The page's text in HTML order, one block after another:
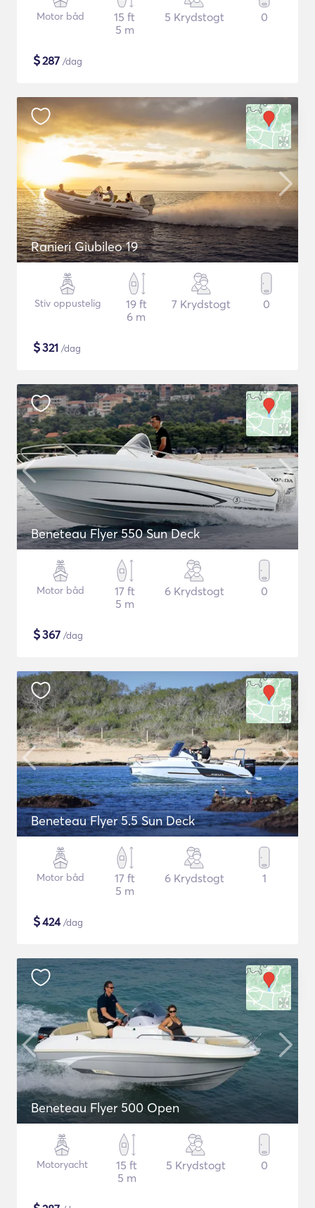
Motor båd
15 ft
5 m
5 Krydstogt 0
$287 /dag
Ranieri Giubileo 19
Stiv oppustelig
19 ft
6 m
7 Krydstogt 0
$321 /dag
Beneteau Flyer 550 Sun Deck
Motor båd
17 ft
5 m
6 Krydstogt 0
$367 /dag
Beneteau Flyer 5.5 Sun Deck
Motor båd
17 ft
5 m
6 Krydstogt 1
$424/dag
Beneteau Flyer 500 Open
Motoryacht
15 ft
5 m
5 Krydstogt 0